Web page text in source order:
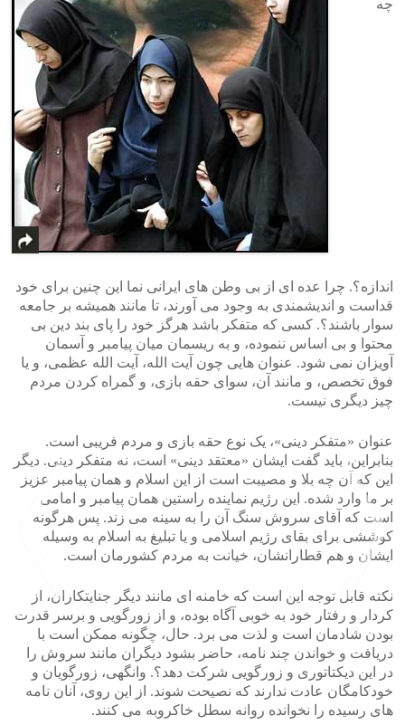
چه
اندازه؟. چرا عده ای از بی وطن های ایرانی نما این چنین برای خود
قداست و اندیشمندی به وجود می آورند، تا مانند همیشه بر جامعه
سوار باشند؟. کسی که متفکر باشد هرگز خود را پای بند دین بی
محتوا و بی اساس ننموده، و به ریسمان میان پیامبر و آسمان
آویزان نمی شود. عنوان هایی چون آیت الله، آیت الله عظمی، و یا
فوق تخصص، و مانند آن، سوای حقه بازی، و گمراه کردن مردم
چیز دیگری نیست.
عنوان «متفکر دینی»، یک نوع حقه بازی و مردم فریبی است.
بنابراین، باید گفت ایشان «معتقد دینی» است، نه متفکر دینی. دیگر
این که آن چه بلا و مصیبت است از این اسلام و همان پیامبر عزیز
بر ما وارد شده. این رژیم نماینده راستین همان پیامبر و امامی
است که آقای سروش سنگ آن را به سینه می زند. پس هرگونه
کوششی برای بقای رژیم اسلامی و یا تبلیغ به اسلام به وسیله
ایشان و هم قطارانشان، خیانت به مردم کشورمان است.
نکته قابل توجه این است که خامنه ای مانند دیگر جنایتکاران، از
کردار و رفتار خود به خوبی آگاه بوده، و از زورگویی و برسر قدرت
بودن شادمان است و لذت می برد. حال، چگونه ممکن است با
دریافت و خواندن چند نامه، حاضر بشود دیگران مانند سروش را
در این دیکتاتوری و زورگویی شرکت دهد؟. وانگهی، زورگویان و
خودکامگان عادت ندارند که نصیحت شوند. از این روی، آنان نامه
های رسیده را نخوانده روانه سطل خاکروبه می کنند.
<
>